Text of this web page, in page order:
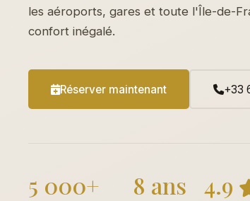
les aéroports, gares et toute l'Île-de-
confort inégalé.
Réserver maintenant +33
5 000+ 8 ans 4.9